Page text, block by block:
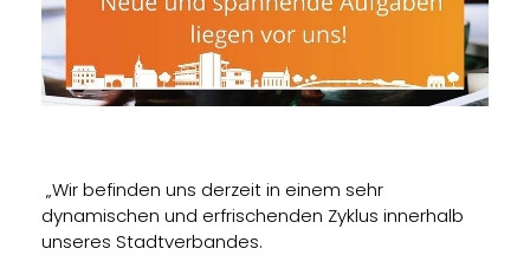
„Wir befinden uns derzeit in einem sehr
dynamischen und erfrischenden Zyklus innerhalb
unseres Stadtverbandes.